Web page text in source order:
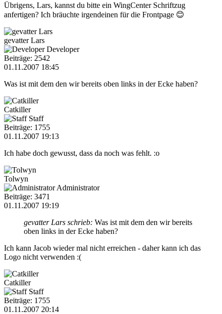
Übrigens, Lars, kannst du bitte ein WingCenter Schriftzug
anfertigen? Ich bräuchte irgendeinen für die Frontpage 😊
gevatter Lars
Developer
Beiträge: 2542
01.11.2007 18:45
Was ist mit dem den wir bereits oben links in der Ecke haben?
Catkiller
Staff
Beiträge: 1755
01.11.2007 19:13
Ich habe doch gewusst, dass da noch was fehlt. :o
Tolwyn
Administrator
Beiträge: 3471
01.11.2007 19:19
gevatter Lars schrieb: Was ist mit dem den wir bereits
oben links in der Ecke haben?
Ich kann Jacob wieder mal nicht erreichen - daher kann ich das
Logo nicht verwenden :(
Catkiller
Staff
Beiträge: 1755
01.11.2007 20:14